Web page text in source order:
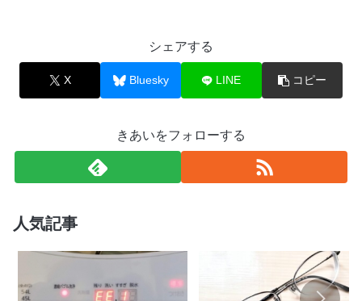
シェアする
X Bluesky LINE コピー
きあいをフォローする
人気記事